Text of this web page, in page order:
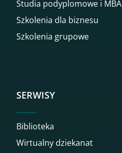
Studia podyplomowe i MBA
Szkolenia dla biznesu
Szkolenia grupowe
SERWISY
Biblioteka
Wirtualny dziekanat